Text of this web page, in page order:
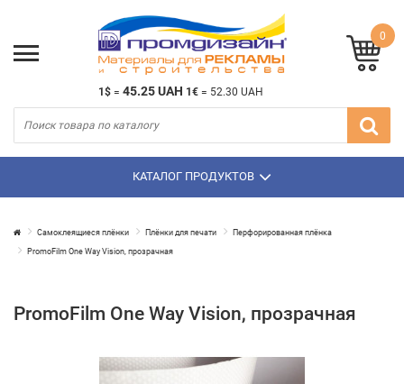
1$ = 45.25 UAH 1€ = 52.30 UAH
0
КАТАЛОГ ПРОДУКТОВ
Самоклеящиеся плёнки Плёнки для печати Перфорированная плёнка
PromoFilm One Way Vision, прозрачная
PromoFilm One Way Vision, прозрачная